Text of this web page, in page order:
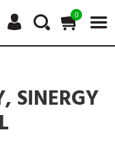
0
SINERGY